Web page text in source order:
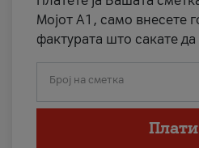
Мојот А1, само внесете
фактурата што сакате да
Број на сметка
Плати